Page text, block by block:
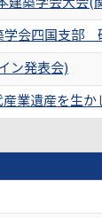
学会四国支部
ン発表会)
業遺産を生